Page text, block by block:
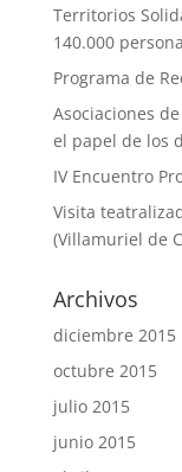
Territorios
140.000
Programa de
Asociaciones
el papel de los
IV Encuentro
Visita
(Villamuriel de
Archivos
diciembre 2015
octubre 2015
julio 2015
junio 2015